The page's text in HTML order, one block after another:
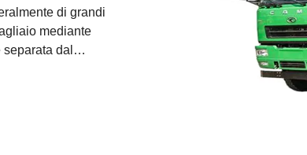
di grandi
mediante
dal
il camion